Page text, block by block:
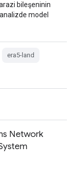
bileşeninin
model
era5-land
Network